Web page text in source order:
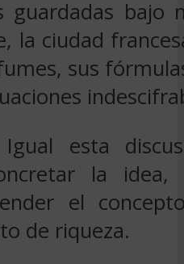
guardadas bajo
la ciudad
sus
esta
la idea,
el
de riqueza.